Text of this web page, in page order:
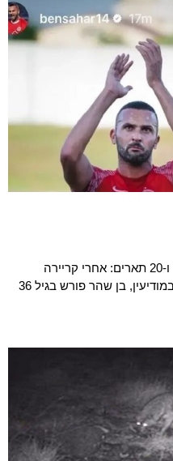
15 קבוצות, 639 הופעות, 165 שערים ו-20 תארים: אחרי קריירה
בן שהר פורש בגיל 36